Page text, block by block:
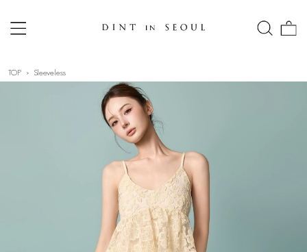
TOP Sleeveless